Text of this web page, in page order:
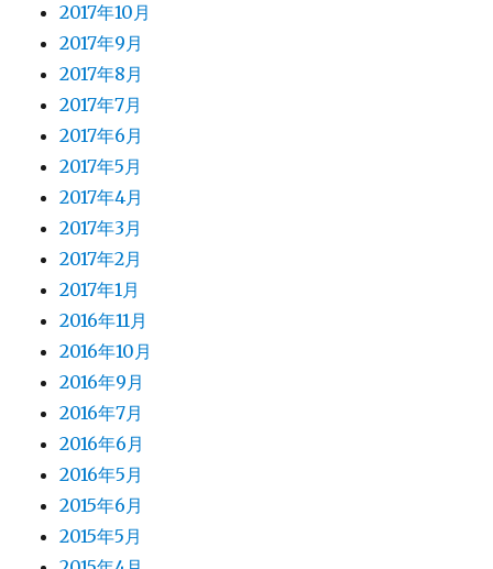
2017年10月
2017年9月
2017年8月
2017年7月
2017年6月
2017年5月
2017年4月
2017年3月
2017年2月
2017年1月
2016年11月
2016年10月
2016年9月
2016年7月
2016年6月
2016年5月
2015年6月
2015年5月